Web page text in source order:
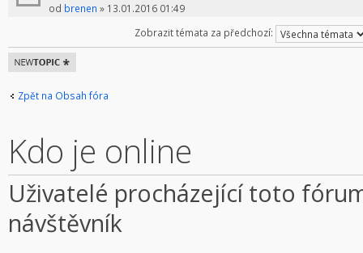
od brenen » 13.01.2016 01:49
Zobrazit témata za předchozí:
Odeslat nové
téma
Zpět na Obsah fóra
Kdo je online
Uživatelé procházející toto
návštěvník